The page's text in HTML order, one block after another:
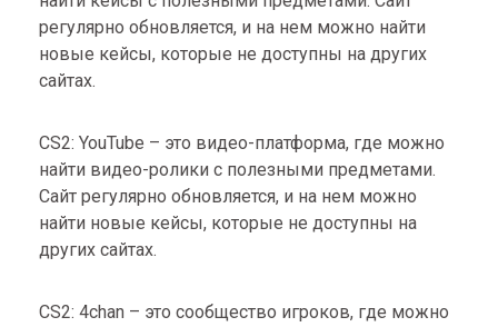
регулярно обновляется, и на нем можно найти
новые кейсы, которые не доступны на других
сайтах.
CS2: YouTube – это видео-платформа, где можно
найти видео-ролики с полезными предметами.
Сайт регулярно обновляется, и на нем можно
найти новые кейсы, которые не доступны на
других сайтах.
CS2: 4chan – это сообщество игроков, где можно